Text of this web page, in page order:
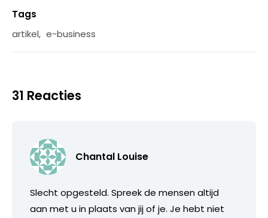
Tags
artikel, e-business
31 Reacties
Chantal Louise
Slecht opgesteld. Spreek de mensen altijd
aan met u in plaats van jij of je. Je hebt niet